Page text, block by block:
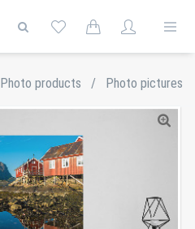
Photo products / Photo pictures